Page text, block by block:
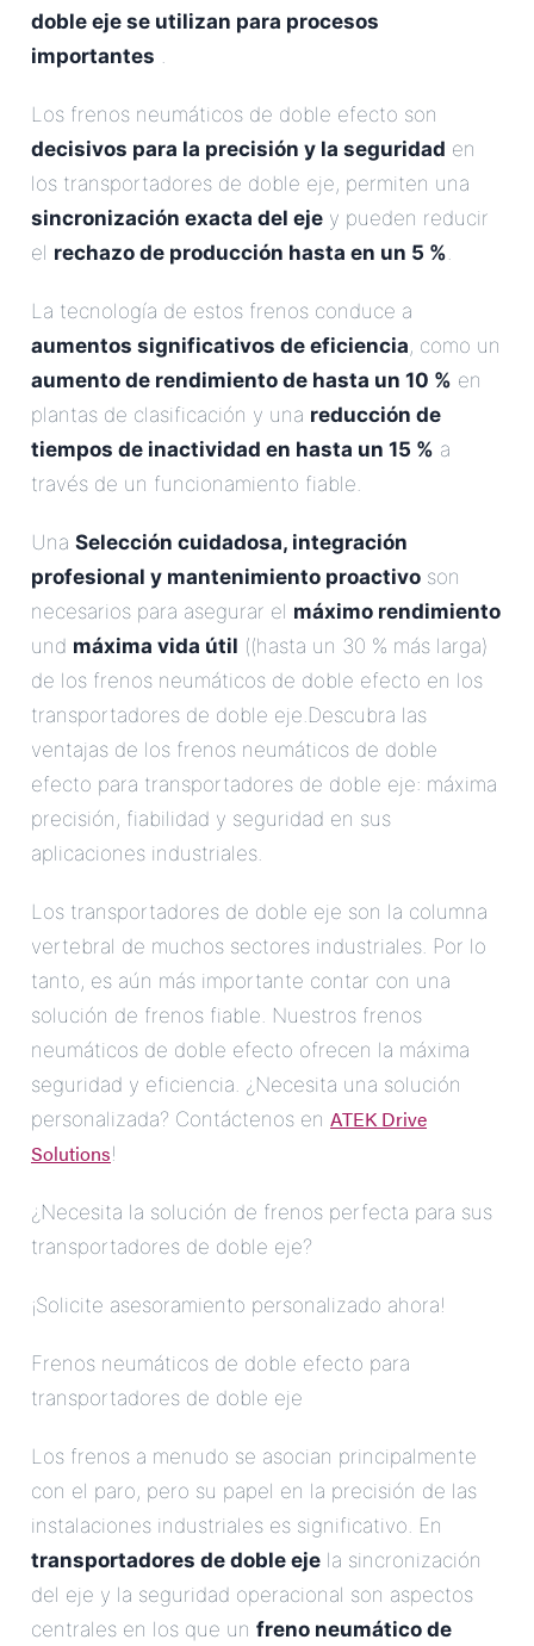
doble eje se utilizan para procesos
importantes .
Los frenos neumáticos de doble efecto son
decisivos para la precisión y la seguridad en
los transportadores de doble eje, permiten una
sincronización exacta del eje y pueden reducir
el rechazo de producción hasta en un 5 %.
La tecnología de estos frenos conduce a
aumentos significativos de eficiencia, como un
aumento de rendimiento de hasta un 10 % en
plantas de clasificación y una reducción de
tiempos de inactividad en hasta un 15 % a
través de un funcionamiento fiable.
Una Selección cuidadosa, integración
profesional y mantenimiento proactivo son
necesarios para asegurar el máximo rendimiento
und máxima vida útil ((hasta un 30 % más larga)
de los frenos neumáticos de doble efecto en los
transportadores de doble eje.Descubra las
ventajas de los frenos neumáticos de doble
efecto para transportadores de doble eje: máxima
precisión, fiabilidad y seguridad en sus
aplicaciones industriales.
Los transportadores de doble eje son la columna
vertebral de muchos sectores industriales. Por lo
tanto, es aún más importante contar con una
solución de frenos fiable. Nuestros frenos
neumáticos de doble efecto ofrecen la máxima
seguridad y eficiencia. ¿Necesita una solución
personalizada? Contáctenos en ATEK Drive
Solutions!
¿Necesita la solución de frenos perfecta para sus
transportadores de doble eje?
¡Solicite asesoramiento personalizado ahora!
Frenos neumáticos de doble efecto para
transportadores de doble eje
Los frenos a menudo se asocian principalmente
con el paro, pero su papel en la precisión de las
instalaciones industriales es significativo. En
transportadores de doble eje la sincronización
del eje y la seguridad operacional son aspectos
centrales en los que un freno neumático de